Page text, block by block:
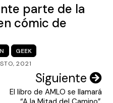
parte de la
cómic de
GEEK
2021
Siguiente
El libro de AMLO se llamará